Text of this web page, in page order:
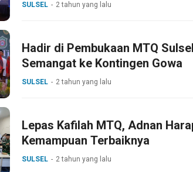
SULSEL 2 tahun yang lalu
Hadir di Pembukaan MTQ
Semangat ke Kontingen Gowa
SULSEL 2 tahun yang lalu
Lepas Kafilah MTQ, Adnan
Kemampuan Terbaiknya
SULSEL 2 tahun yang lalu